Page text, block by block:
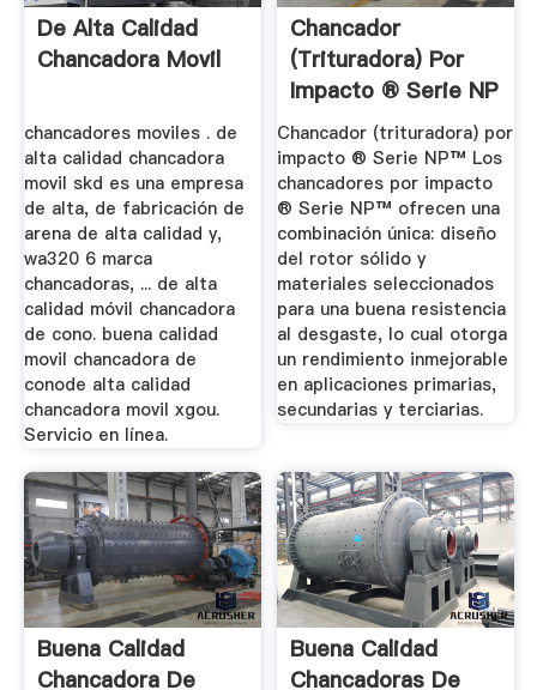
De Alta Calidad
Chancadora Movil
chancadores moviles . de
alta calidad chancadora
movil skd es una empresa
de alta, de fabricación de
arena de alta calidad y,
wa320 6 marca
chancadoras, ... de alta
calidad móvil chancadora
de cono. buena calidad
movil chancadora de
conode alta calidad
chancadora movil xgou.
Servicio en línea.
Chancador
(trituradora) Por
Impacto ® Serie NP
...
Chancador (trituradora) por
impacto ® Serie NP™ Los
chancadores por impacto
® Serie NP™ ofrecen una
combinación única: diseño
del rotor sólido y
materiales seleccionados
para una buena resistencia
al desgaste, lo cual otorga
un rendimiento inmejorable
en aplicaciones primarias,
secundarias y terciarias.
Buena Calidad
Chancadora De
Buena Calidad
Chancadoras De